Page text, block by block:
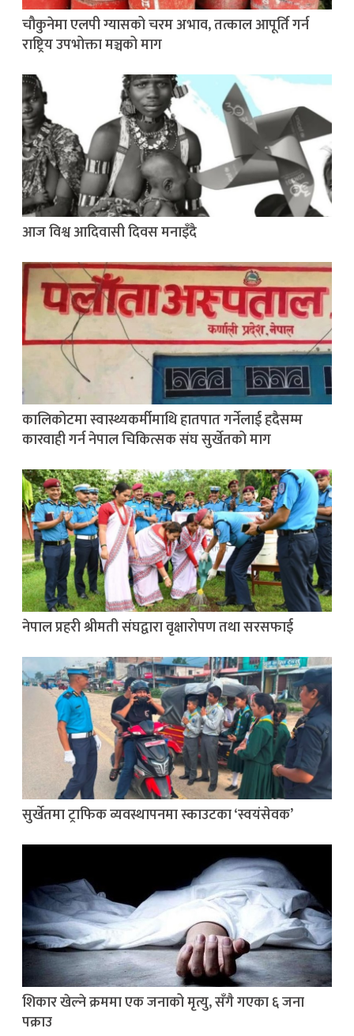
चौकुनेमा एलपी ग्यासको चरम अभाव, तत्काल आपूर्ति गर्न
राष्ट्रिय उपभोक्ता मञ्चको माग
आज विश्व आदिवासी दिवस मनाइँदै
कालिकोटमा स्वास्थ्यकर्मीमाथि हातपात गर्नेलाई हदैसम्म
कारवाही गर्न नेपाल चिकित्सक संघ सुर्खेतको माग
नेपाल प्रहरी श्रीमती संघद्वारा वृक्षारोपण तथा सरसफाई
सुर्खेतमा ट्राफिक व्यवस्थापनमा स्काउटका ‘स्वयंसेवक’
शिकार खेल्ने क्रममा एक जनाको मृत्यु, सँगै गएका ६ जना
पक्राउ